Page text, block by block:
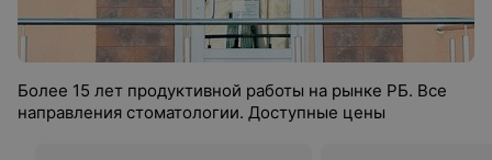
Более 15 лет продуктивной работы на рынке РБ. Все
направления стоматологии. Доступные цены